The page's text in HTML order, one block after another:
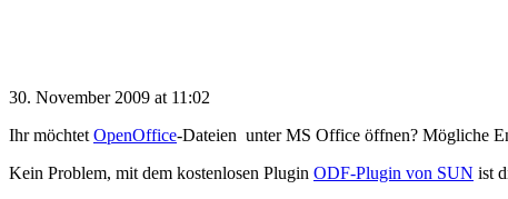
30. November 2009 at 11:02
Ihr möchtet OpenOffice-Dateien unter MS Office öffnen? Mögliche
Kein Problem, mit dem kostenlosen Plugin ODF-Plugin von SUN ist